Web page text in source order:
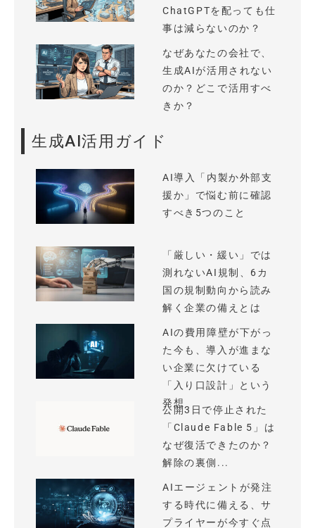
ChatGPTを配っても仕
事は減らないのか？
なぜあなたの会社で、
生成AIが活用されない
のか？どこで活用すべ
きか？
生成AI活用ガイド
AI導入「内製か外部支
援か」で悩む前に確認
すべき5つのこと
「厳しい・緩い」では
測れないAI規制、6カ
国の規制動向から読み
解く企業の備えとは
AIの費用障壁が下がっ
た今も、導入が進まな
い企業に欠けている
「入り口設計」という
発想
公開3日で停止された
「Claude Fable 5」は
なぜ復活できたのか？
解除の裏側...
AIエージェントが発注
する時代に備える、サ
プライヤーが今すぐ点